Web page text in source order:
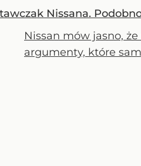
Nissana.
Nissan mów jasno,
argumenty, które